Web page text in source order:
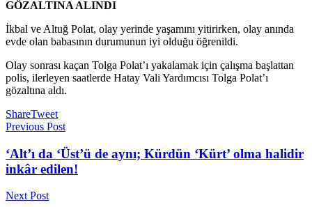
GÖZALTINA ALINDI
İkbal ve Altuğ Polat, olay yerinde yaşamını yitirirken, olay anında
evde olan babasının durumunun iyi olduğu öğrenildi.
Olay sonrası kaçan Tolga Polat’ı yakalamak için çalışma başlattan
polis, ilerleyen saatlerde Hatay Vali Yardımcısı Tolga Polat’ı
gözaltına aldı.
ShareTweet
Previous Post
‘Alt’ı da ‘Üst’ü de aynı; Kürdün ‘Kürt’ olma halidir
inkâr edilen!
Next Post